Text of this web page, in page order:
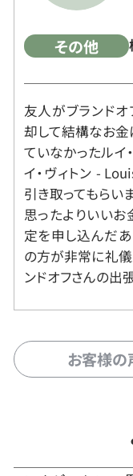
その他
友人がブランド
却して結構なお金
ていなかったルイ
イ・ヴィトン -
引き取ってもらい
思ったよりいいお
定を申し込んだ
の方が非常に礼儀
ンドオフさんの出
お客様